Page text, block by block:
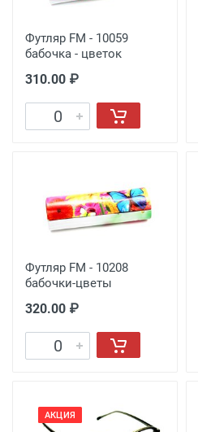
Футляр FM - 10059
бабочка - цветок
310.00 ₽
Футляр FM - 10208
бабочки-цветы
320.00 ₽
АКЦИЯ